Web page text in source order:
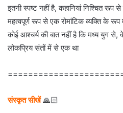
इतनी स्पष्ट नहीं है, कहानियां निश्चित रूप
महत्वपूर्ण रूप से एक रोमांटिक व्यक्ति के
कोई आश्चर्य की बात नहीं है कि मध्य युग
लोकप्रिय संतों में से एक था
संस्कृत सीखें 🙏🏻